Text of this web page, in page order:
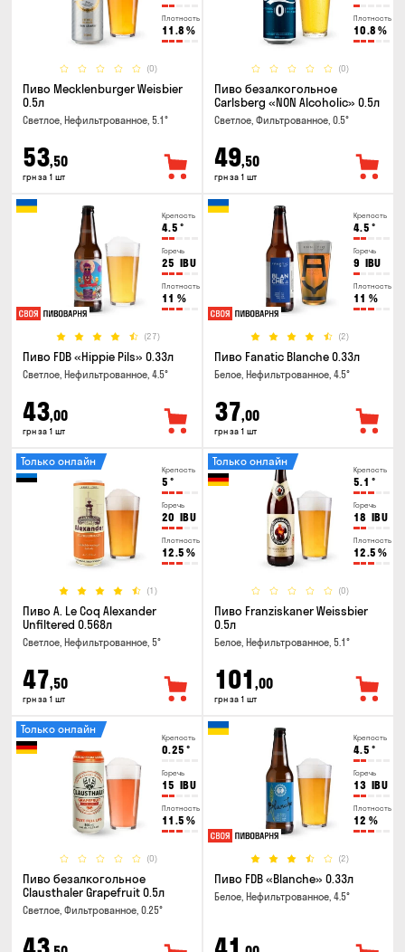
Плотность
11.8 %
(0)
Пиво Mecklenburger Weisbier
0.5л
Светлое, Нефильтрованное, 5.1°
53,50
грн за 1 шт
Плотность
10.8 %
(0)
Пиво безалкогольное
Carlsberg «NON Alcoholic» 0.5л
Светлое, Фильтрованное, 0.5°
49,50
грн за 1 шт
Крепость
4.5 °
Горечь
25 IBU
Плотность
11 %
(27)
Пиво FDB «Hippie Pils» 0.33л
Светлое, Нефильтрованное, 4.5°
43,00
грн за 1 шт
Крепость
4.5 °
Горечь
9 IBU
Плотность
11 %
(2)
Пиво Fanatic Blanche 0.33л
Белое, Нефильтрованное, 4.5°
37,00
грн за 1 шт
Крепость
5 °
Горечь
20 IBU
Плотность
12.5 %
(1)
Только онлайн
Пиво A. Le Coq Alexander
Unfiltered 0.568л
Светлое, Нефильтрованное, 5°
47,50
грн за 1 шт
Крепость
5.1 °
Горечь
18 IBU
Плотность
12.5 %
(0)
Только онлайн
Пиво Franziskaner Weissbier
0.5л
Белое, Нефильтрованное, 5.1°
101 ,00
грн за 1 шт
Крепость
0.25 °
Горечь
15 IBU
Плотность
11.5 %
(0)
Только онлайн
Пиво безалкогольное
Clausthaler Grapefruit 0.5л
Светлое, Фильтрованное, 0.25°
Крепость
4.5 °
Горечь
13 IBU
Плотность
12 %
(2)
Пиво FDB «Blanche» 0.33л
Белое, Нефильтрованное, 4.5°